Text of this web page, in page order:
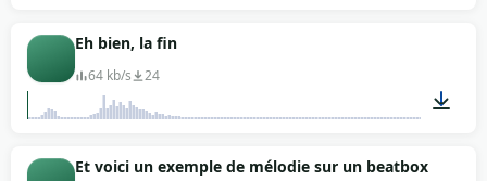
Eh bien, la fin
64 kb/s 24
00:01
Et voici un exemple de mélodie sur un beatbox